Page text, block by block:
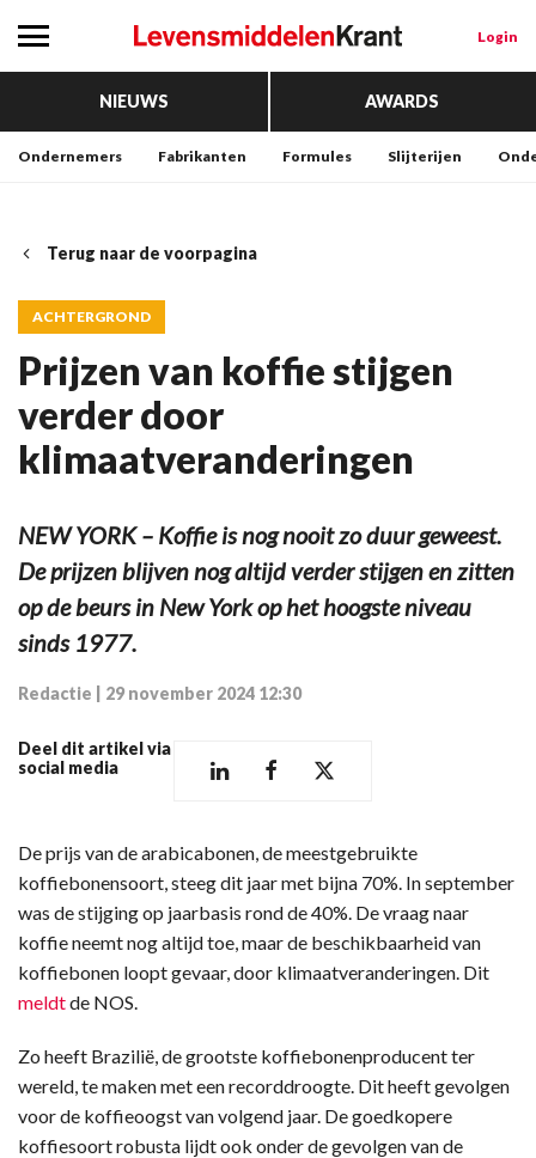
Login
NIEUWS AWARDS
Ondernemers Fabrikanten Formules Slijterijen
Terug naar de voorpagina
ACHTERGROND
Prijzen van koffie stijgen
verder door
klimaatveranderingen
NEW YORK – Koffie is nog nooit zo duur geweest.
De prijzen blijven nog altijd verder stijgen en zitten
op de beurs in New York op het hoogste niveau
sinds 1977.
Redactie 29 november 2024 12:30
Deel dit artikel via
social media
De prijs van de arabicabonen, de meestgebruikte
koffiebonensoort, steeg dit jaar met bijna 70%. In september
was de stijging op jaarbasis rond de 40%. De vraag naar
koffie neemt nog altijd toe, maar de beschikbaarheid van
koffiebonen loopt gevaar, door klimaatveranderingen. Dit
meldtde NOS.
Zo heeft Brazilië, de grootste koffiebonenproducent ter
wereld, te maken met een recorddroogte. Dit heeft gevolgen
voor de koffieoogst van volgend jaar. De goedkopere
koffiesoort robusta lijdt ook onder de gevolgen van de